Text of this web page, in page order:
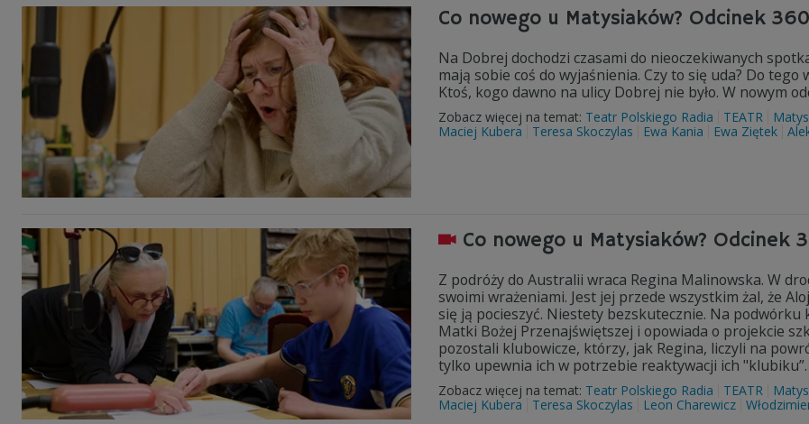
Co nowego u Matysiaków? Odcinek
Na Dobrej dochodzi czasami do nieoczekiwanych
mają sobie coś do wyjaśnienia. Czy to się uda? Do
Ktoś, kogo dawno na ulicy Dobrej nie było. W nowym
Zobacz więcej na temat: Teatr Polskiego Radia TEATR
Maciej Kubera
Teresa Skoczylas Ewa Kania Ewa Ziętek
Co nowego u Matysiaków? Odcinek
Z podróży do Australii wraca Regina Malinowska. W
swoimi wrażeniami. Jest jej przede wszystkim żal, że
się ją pocieszyć. Niestety bezskutecznie. Na
Matki Bożej Przenajświętszej i opowiada o projekcie
pozostali klubowicze, którzy, jak Regina, liczyli na
tylko upewnia ich w potrzebie reaktywacji ich "klubiku”.
Zobacz więcej na temat: Teatr Polskiego Radia TEATR
Maciej Kubera
Teresa Skoczylas Leon Charewicz